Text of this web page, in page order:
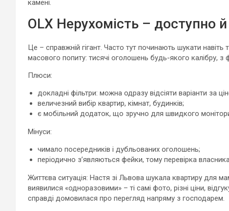
камені.
OLX Нерухомість – доступно
Це – справжній гігант. Часто тут починають шукати навіть
масового попиту: тисячі оголошень будь-якого калібру, з
Плюси:
докладні фільтри: можна одразу відсіяти варіанти за
величезний вибір квартир, кімнат, будинків;
є мобільний додаток, що зручно для швидкого
Мінуси:
чимало посередників і дубльованих оголошень;
періодично з’являються фейки, тому перевірка
Життєва ситуація: Настя зі Львова шукала квартиру для
виявилися «одноразовими» – ті самі фото, різні ціни,
справді домовилася про перегляд напряму з господарем.